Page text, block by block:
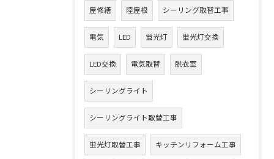
屋修繕 陸屋根 シーリング取替工事
電気 LED 蛍光灯 蛍光灯交換
LED交換 電気取替 脱衣室
シーリングライト
シーリングライト取替工事
蛍光灯取替工事 キッチンリフォーム工事